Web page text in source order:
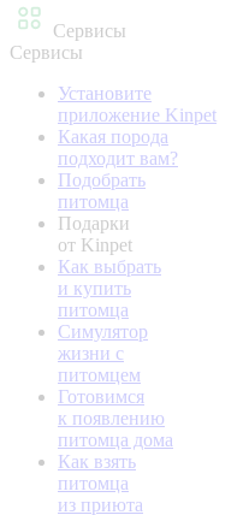
Сервисы
Сервисы
Установите
приложение Kinpet
Какая порода
подходит вам?
Подобрать
питомца
Подарки
от Kinpet
Как выбрать
и купить
питомца
Симулятор
жизни с
питомцем
Готовимся
к появлению
питомца дома
Как взять
питомца
из приюта